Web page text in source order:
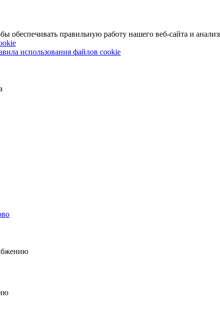
обеспечивать правильную работу нашего веб-сайта и
использования файлов cookie